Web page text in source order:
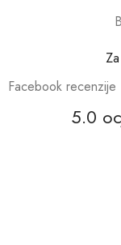
Facebook recenzije
5.0